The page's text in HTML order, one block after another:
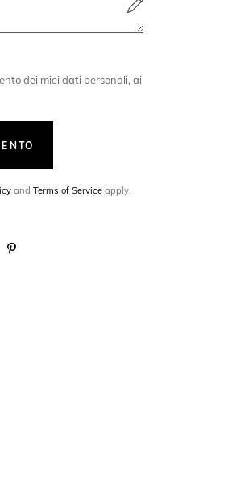
dei miei dati personali, ai
and Terms of Service apply.